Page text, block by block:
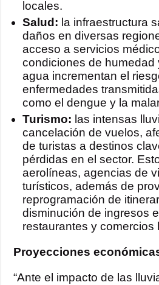
locales.
Salud: la infraestructura
daños en diversas
acceso a servicios
condiciones de humedad
agua incrementan el
enfermedades
como el dengue y la
Turismo: las intensas
cancelación de vuelos,
de turistas a destinos
pérdidas en el sector.
aerolíneas, agencias de
turísticos, además de
reprogramación de
disminución de ingresos
restaurantes y comercios
Proyecciones
“Ante el impacto de las